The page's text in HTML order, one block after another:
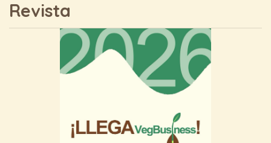
Revista